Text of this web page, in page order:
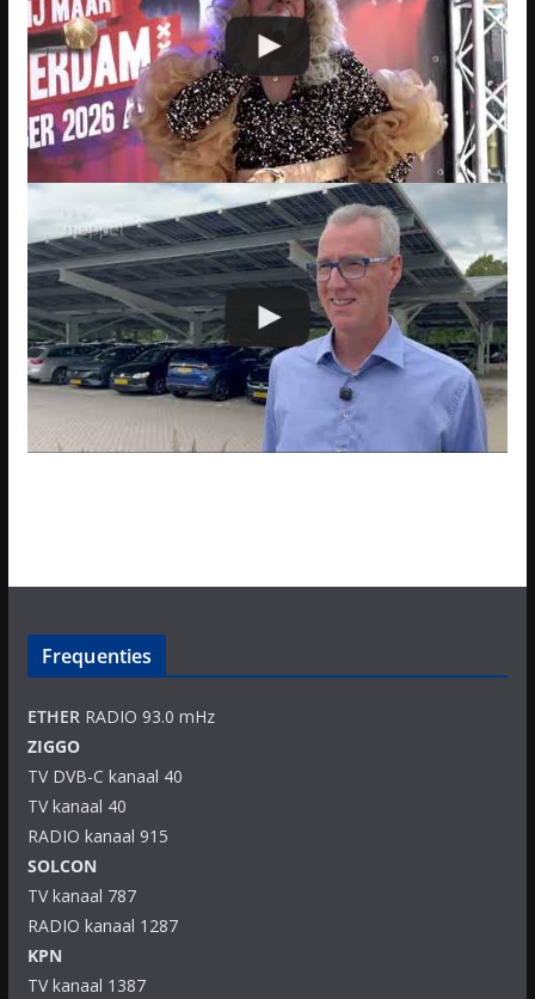
Frequenties
ETHERRADIO 93.0 mHz
ZIGGO
TV DVB-C kanaal 40
TV kanaal 40
RADIO kanaal 915
SOLCON
TV kanaal 787
RADIO kanaal 1287
KPN
TV kanaal 1387